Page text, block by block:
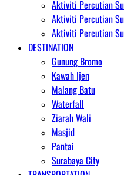
Aktiviti Percutian
Aktiviti Percutian
Aktiviti Percutian
DESTINATION
Gunung Bromo
Kawah Ijen
Malang Batu
Waterfall
Ziarah Wali
Masjid
Pantai
Surabaya City